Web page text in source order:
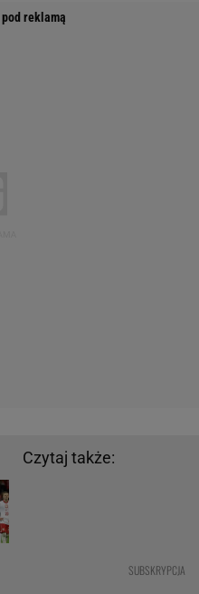
Czytaj także:
SUBSKRYPCJA